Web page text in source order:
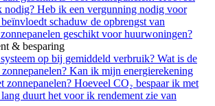
nodig? Heb ik een vergunning nodig voor
schaduw de opbrengst van
geschikt voor huurwoningen?
& besparing
op bij gemiddeld verbruik? Wat is de
Kan ik mijn energierekening
zonnepanelen? Hoeveel CO₂ bespaar ik met
duurt het voor ik rendement zie van